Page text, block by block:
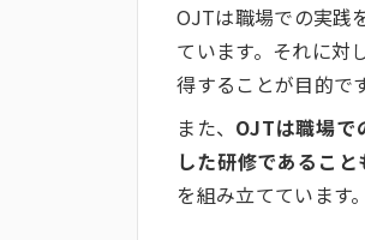
OJTは職場での実践
ています。それに対
得することが目的です
また、 OJTは職場で
した研修であること
を組み立てています。